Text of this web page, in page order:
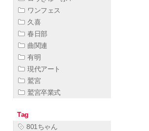
ワンフェス
久喜
春日部
曲関連
有明
現代アート
鷲宮
鷲宮卒業式
Tag
801ちゃん